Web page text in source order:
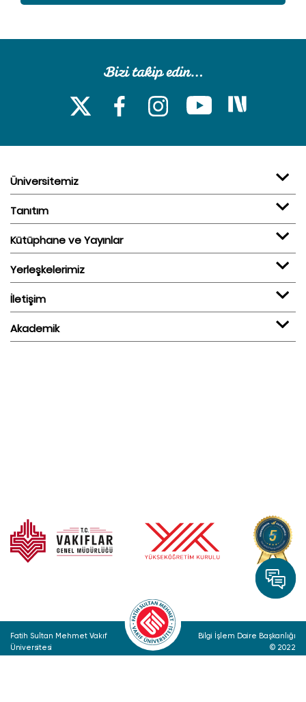
Üniversitemiz
Tanıtım
Kütüphane ve Yayınlar
Yerleşkelerimiz
İletişim
Akademik
Fatih Sultan Mehmet Vakıf
Üniversitesi
Bilgi İşlem Daire Başkanlığı
© 2022